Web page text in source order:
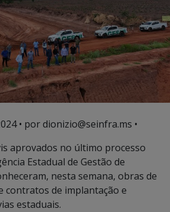
• por dionizio@seinfra.ms •
aprovados no último processo
Estadual de Gestão de
nesta semana, obras de
contratos de implantação e
estaduais.